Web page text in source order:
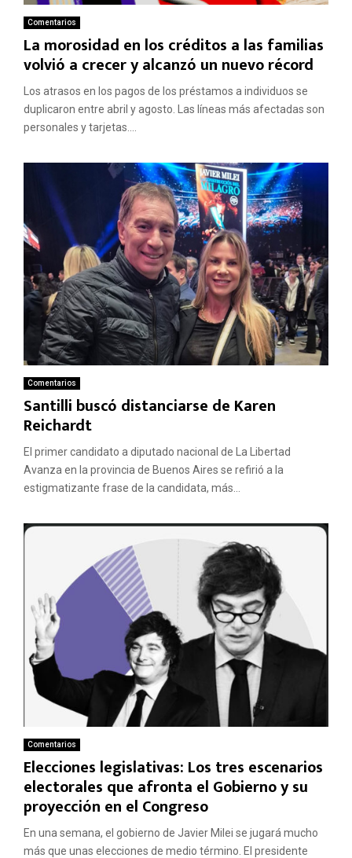
Comentarios
La morosidad en los créditos a las familias
volvió a crecer y alcanzó un nuevo récord
Los atrasos en los pagos de los préstamos a individuos se
duplicaron entre abril y agosto. Las líneas más afectadas son
personales y tarjetas....
Comentarios
Santilli buscó distanciarse de Karen
Reichardt
El primer candidato a diputado nacional de La Libertad
Avanza en la provincia de Buenos Aires se refirió a la
estigmatizante frase de la candidata, más...
Comentarios
Elecciones legislativas: Los tres escenarios
electorales que afronta el Gobierno y su
proyección en el Congreso
En una semana, el gobierno de Javier Milei se jugará mucho
más que unas elecciones de medio término. El presidente